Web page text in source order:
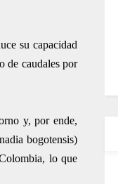
su capacidad
de caudales por
y, por ende,
bogotensis)
lo que